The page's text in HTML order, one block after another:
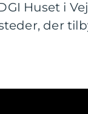
Huset i
der